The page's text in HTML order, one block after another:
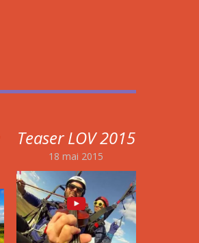
Teaser LOV 2015
18 mai 2015